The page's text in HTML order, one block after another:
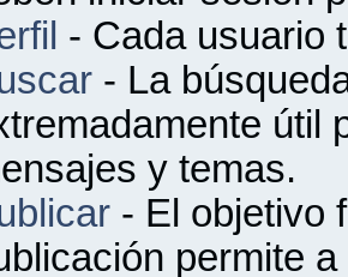
- Cada usuario
- La
útil
y temas.
- El objetivo
permite